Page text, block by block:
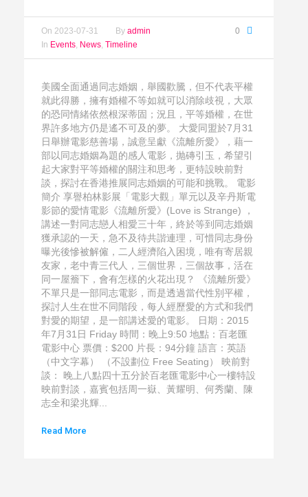
0
On 2023-07-31 By admin
In Events News Timeline
美國全面通過同志婚姻，舉國歡騰，但不代表平權
就此得勝，擁有婚權不等如就可以消除歧視，大眾
的恐同情緒依然根深蒂固；況且，平等婚權，在世
界許多地方仍是遙不可及的夢。 大愛同盟於7月31
日舉辦電影慈善場，誠意呈獻《流離所愛》，藉一
部以同志婚姻為題的感人電影，抛磚引玉，希望引
起大家對平等婚權的關注和思考，更特設映前對
談，探討在香港推展同志婚姻的可能和挑戰。 電影
簡介 享譽柏林影展「電影大觀」單元以及辛丹斯電
影節的愛情電影《流離所愛》(Love is Strange) ，
講述一對同志戀人相愛三十年，終於等到同志婚姻
獲承認的一天，急不及待共諧連理，可惜同志身份
曝光後慘被解僱，二人經濟陷入困境，唯有寄居親
友家，老中青三代人，三個世界，三個故事，活在
同一屋簷下，會有怎樣的火花出現？ 《流離所愛》
不單只是一部同志電影，而是透過當代性別平權，
探討人生在世不同階段，每人經歷愛的方式和我們
對愛的期望，是一部講述愛的電影。 日期：2015
年7月31日 Friday 時間：晚上9:50 地點：百老匯
電影中心 票價：$200 片長：94分鐘 語言：英語
（中文字幕） （不設劃位 Free Seating） 映前對
談： 晚上八點四十五分於百老匯電影中心一樓特設
映前對談，嘉賓包括周一嶽、黃耀明、何秀蘭、陳
志全和梁兆輝...
Read More